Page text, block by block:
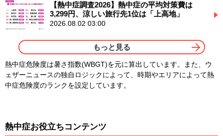
【熱中症調査2026】熱中症の平均対策費は
3,299円、涼しい旅行先1位は「上高地」
2026.08.02 03:00
もっと見る
熱中症危険度は暑さ指数(WBGT)を元に算出しています。また、ウ
ェザーニュースの独自ロジックによって、時期やエリアによって熱
中症危険度のランクを設定しています。
熱中症お役立ちコンテンツ